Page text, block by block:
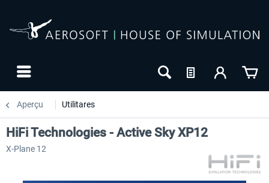
Aperçu Utilitares
HiFi Technologies - Active Sky XP12
X-Plane 12